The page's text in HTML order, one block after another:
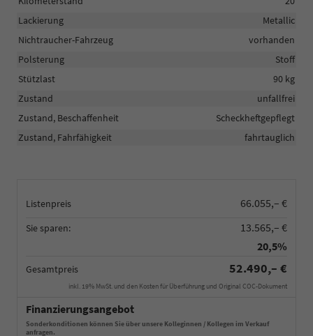
Listenpreis 66.055,– €
Sie sparen:
13.565,– €
20,5%
Gesamtpreis 52.490,– €
inkl. 19% MwSt. und den Kosten für Überführung und Original COC-Dokument
Finanzierungsangebot
Sonderkonditionen können Sie über unsere Kolleginnen / Kollegen im Verkauf
anfragen.
Lackierung
Metallic
Nichtraucher-Fahrzeug
vorhanden
Polsterung
Stoff
Stützlast
90 kg
Zustand
unfallfrei
Zustand, Beschaffenheit
Scheckheftgepflegt
Zustand, Fahrfähigkeit
fahrtauglich